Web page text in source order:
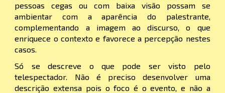
pessoas cegas ou com baixa visão possam se
ambientar com a aparência do palestrante,
complementando a imagem ao discurso, o que
enriquece o contexto e favorece a percepção nestes
casos.
Só se descreve o que pode ser visto pelo
telespectador. Não é preciso desenvolver uma
descrição extensa pois o foco é o evento, e não a